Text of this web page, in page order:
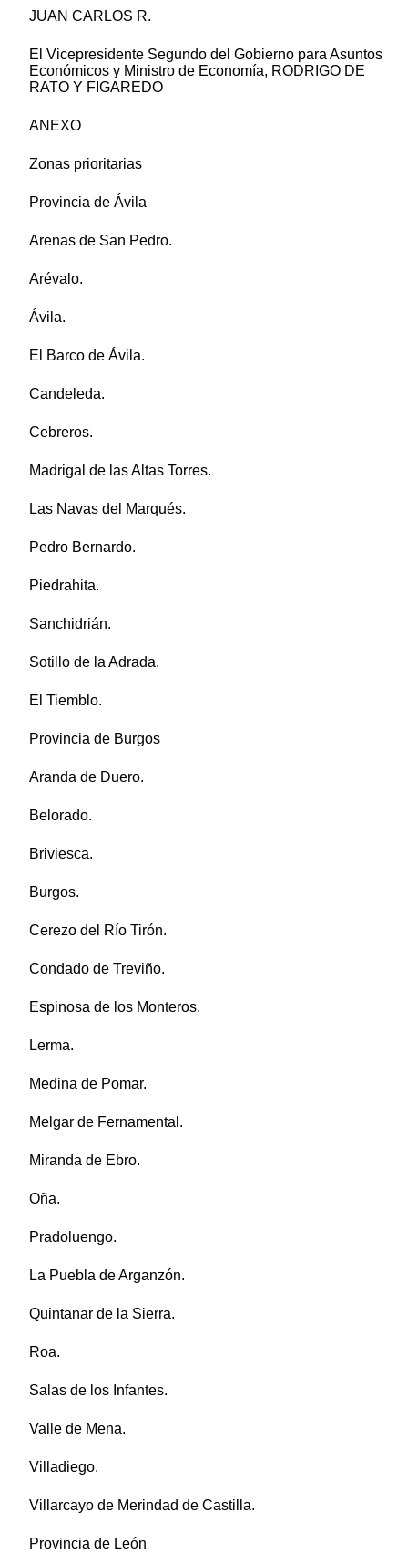
JUAN CARLOS R.
El Vicepresidente Segundo del Gobierno para Asuntos
Económicos y Ministro de Economía, RODRIGO DE
RATO Y FIGAREDO
ANEXO
Zonas prioritarias
Provincia de Ávila
Arenas de San Pedro.
Arévalo.
Ávila.
El Barco de Ávila.
Candeleda.
Cebreros.
Madrigal de las Altas Torres.
Las Navas del Marqués.
Pedro Bernardo.
Piedrahita.
Sanchidrián.
Sotillo de la Adrada.
El Tiemblo.
Provincia de Burgos
Aranda de Duero.
Belorado.
Briviesca.
Burgos.
Cerezo del Río Tirón.
Condado de Treviño.
Espinosa de los Monteros.
Lerma.
Medina de Pomar.
Melgar de Fernamental.
Miranda de Ebro.
Oña.
Pradoluengo.
La Puebla de Arganzón.
Quintanar de la Sierra.
Roa.
Salas de los Infantes.
Valle de Mena.
Villadiego.
Villarcayo de Merindad de Castilla.
Provincia de León